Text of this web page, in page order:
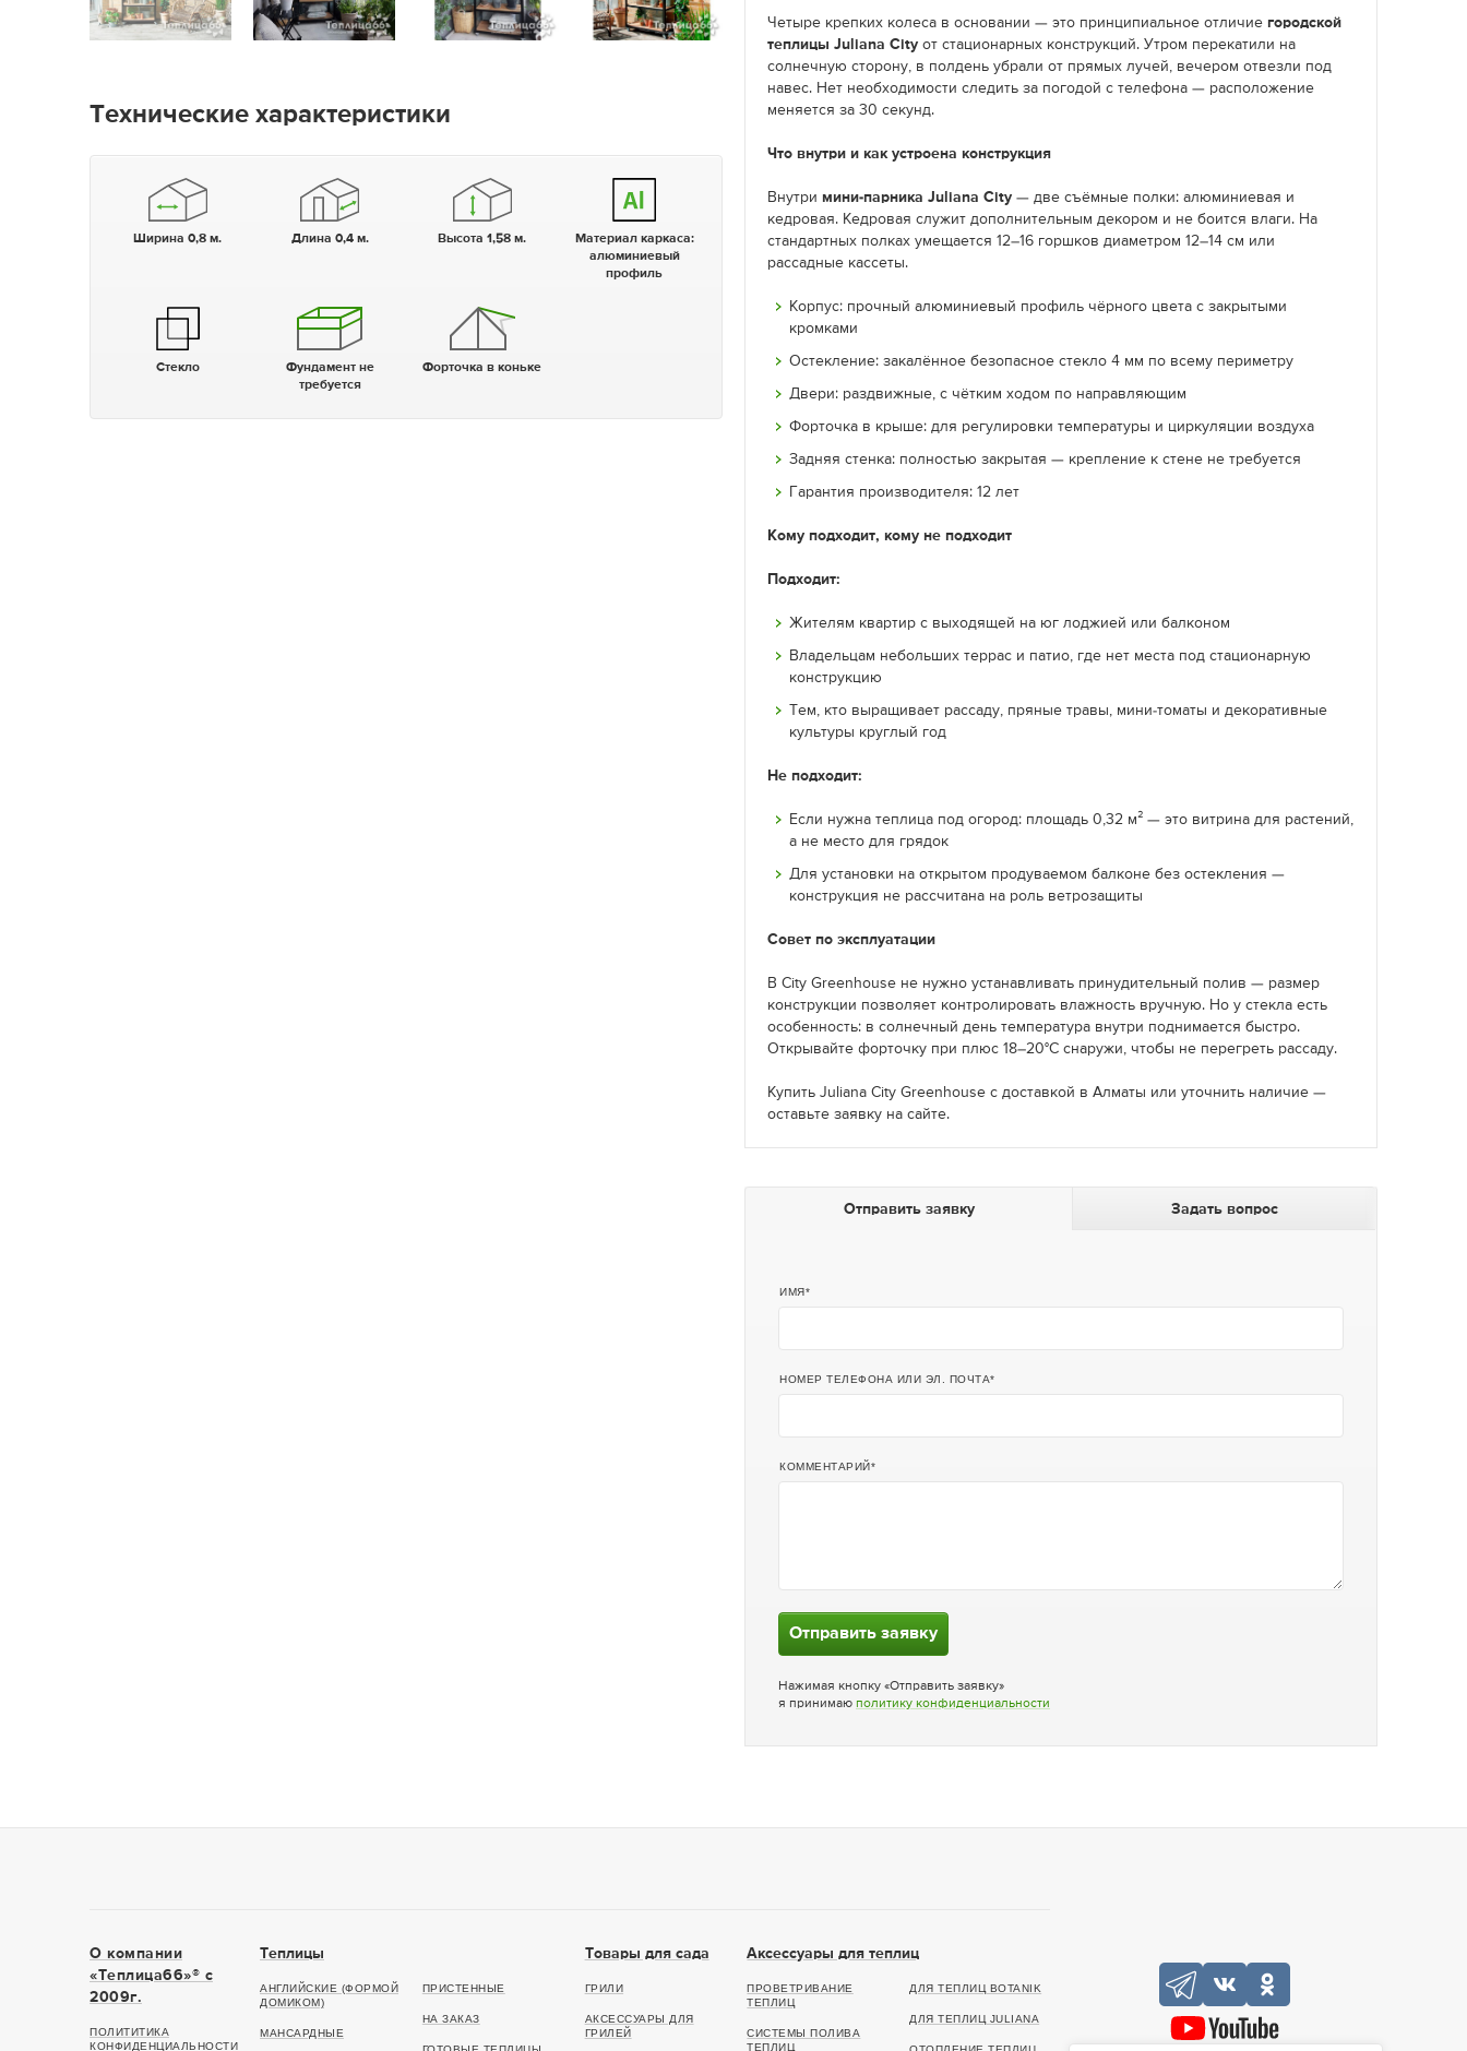
Технические характеристики
Ширина 0,8 м. Длина 0,4 м. Высота 1,58 м.
Материал каркаса:
алюминиевый
профиль
Стекло
Фундамент не
требуется
Форточка в коньке
Четыре крепких колеса в основании — это принципиальное отличие городской
теплицы Juliana City от стационарных конструкций. Утром перекатили на
солнечную сторону, в полдень убрали от прямых лучей, вечером отвезли под
навес. Нет необходимости следить за погодой с телефона — расположение
меняется за 30 секунд.
Что внутри и как устроена конструкция
Внутри мини-парника Juliana City — две съёмные полки: алюминиевая и
кедровая. Кедровая служит дополнительным декором и не боится влаги. На
стандартных полках умещается 12–16 горшков диаметром 12–14 см или
рассадные кассеты.
Корпус: прочный алюминиевый профиль чёрного цвета с закрытыми
кромками
Остекление: закалённое безопасное стекло 4 мм по всему периметру
Двери: раздвижные, с чётким ходом по направляющим
Форточка в крыше: для регулировки температуры и циркуляции воздуха
Задняя стенка: полностью закрытая — крепление к стене не требуется
Гарантия производителя: 12 лет
Кому подходит, кому не подходит
Подходит:
Жителям квартир с выходящей на юг лоджией или балконом
Владельцам небольших террас и патио, где нет места под стационарную
конструкцию
Тем, кто выращивает рассаду, пряные травы, мини-томаты и декоративные
культуры круглый год
Не подходит:
Если нужна теплица под огород: площадь 0,32 м² — это витрина для растений,
а не место для грядок
Для установки на открытом продуваемом балконе без остекления —
конструкция не рассчитана на роль ветрозащиты
Совет по эксплуатации
В City Greenhouse не нужно устанавливать принудительный полив — размер
конструкции позволяет контролировать влажность вручную. Но у стекла есть
особенность: в солнечный день температура внутри поднимается быстро.
Открывайте форточку при плюс 18–20°C снаружи, чтобы не перегреть рассаду.
Купить Juliana City Greenhouse с доставкой в Алматы или уточнить наличие —
оставьте заявку на сайте.
Отправить заявку Задать вопрос
ИМЯ
НОМЕР ТЕЛЕФОНА ИЛИ ЭЛ. ПОЧТА
КОММЕНТАРИЙ
Отправить заявку
Нажимая кнопку «Отправить заявку»
я принимаю политику конфиденциальности
О компании
«Теплица66»® c
2009г.
ПОЛИТИТИКА
КОНФИДЕНЦИАЛЬНОСТИ
Теплицы
АНГЛИЙСКИЕ (ФОРМОЙ
ДОМИКОМ)
МАНСАРДНЫЕ
ПРИСТЕННЫЕ
НА ЗАКАЗ
Товары для сада
ГРИЛИ
АКСЕССУАРЫ ДЛЯ
ГРИЛЕЙ
Аксессуары для теплиц
ПРОВЕТРИВАНИЕ
ТЕПЛИЦ
СИСТЕМЫ ПОЛИВА
ТЕПЛИЦ
ДЛЯ ТЕПЛИЦ BOTANIK
ДЛЯ ТЕПЛИЦ JULIANA